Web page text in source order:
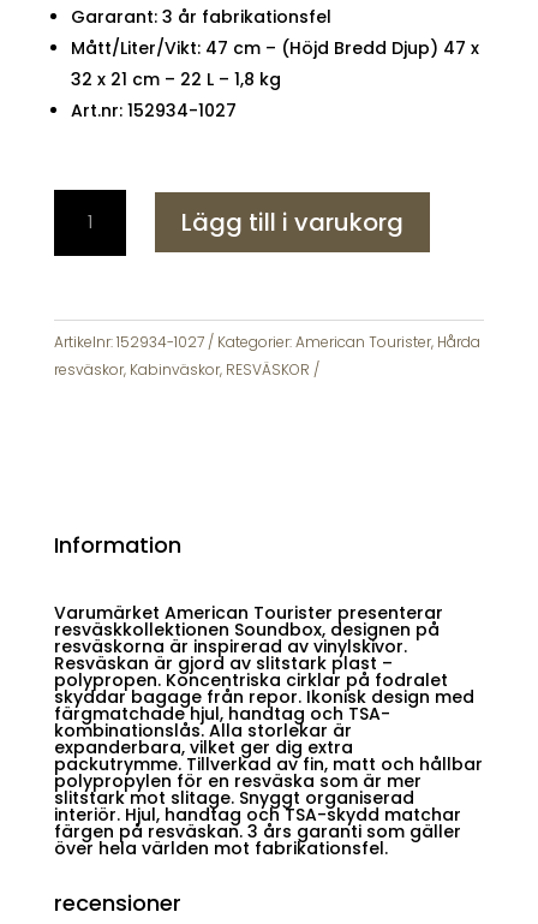
Gararant: 3 år fabrikationsfel
Mått/Liter/Vikt: 47 cm – (Höjd Bredd Djup) 47 x
32 x 21 cm – 22 L – 1,8 kg
Art.nr: 152934-1027
Tourister
Soundbox
Black
mängd
Lägg till i varukorg
Artikelnr:152934-1027 Kategorier:American Tourister, Hårda
resväskor, Kabinväskor, RESVÄSKOR
Information
Varumärket American Tourister presenterar
resväskkollektionen Soundbox, designen på
resväskorna är inspirerad av vinylskivor.
Resväskan är gjord av slitstark plast –
polypropen. Koncentriska cirklar på fodralet
skyddar bagage från repor. Ikonisk design med
färgmatchade hjul, handtag och TSA-
kombinationslås. Alla storlekar är
expanderbara, vilket ger dig extra
packutrymme. Tillverkad av fin, matt och hållbar
polypropylen för en resväska som är mer
slitstark mot slitage. Snyggt organiserad
interiör. Hjul, handtag och TSA-skydd matchar
färgen på resväskan. 3 års garanti som gäller
över hela världen mot fabrikationsfel.
recensioner